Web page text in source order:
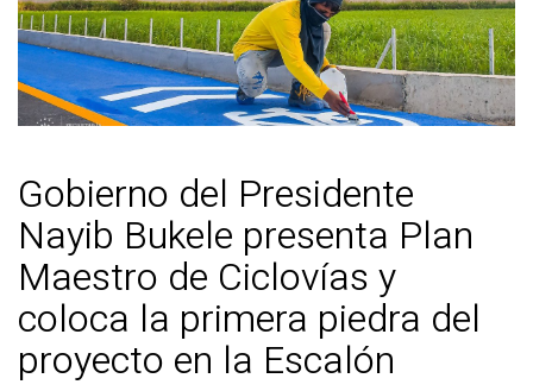
Gobierno del Presidente
Nayib Bukele presenta Plan
Maestro de Ciclovías y
coloca la primera piedra del
proyecto en la Escalón